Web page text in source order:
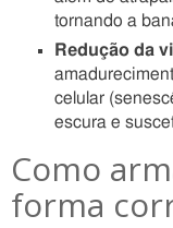
tornando a
Redução da
celular
escura e
Como
forma